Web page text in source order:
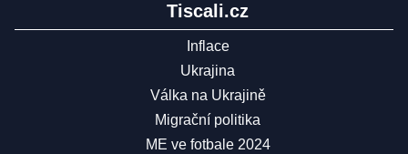
Tiscali.cz
Inflace
Ukrajina
Válka na Ukrajině
Migrační politika
ME ve fotbale 2024